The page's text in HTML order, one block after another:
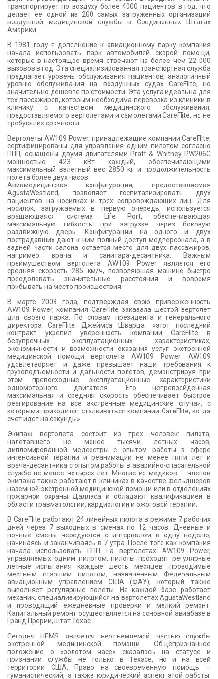
транспортирует по воздуху более 4000 пациентов в год, что
делает ее одной из 200 самых загруженных организаций
воздушной медицинской службы в Соединенных Штатах
Америки.
В 1981 году в дополнение к авиационному парку компания
начала использовать парк автомобилей скорой помощи,
которые в настоящее время отвечают на более чем 22 000
вызовов в год. Эта специализированная транспортная служба
предлагает уровень обслуживания пациентов, аналогичный
уровню обслуживания на воздушных судах CareFlite, но
значительно дешевле по стоимости. Эта услуга идеальна для
тех пассажиров, которым необходима перевозка из клиники в
клинику с качеством медицинского обслуживания,
предоставляемого вертолетами и самолетами CareFlite, но не
требующих срочности.
Вертолеты AW109 Power, принадлежащие компании CareFlite,
сертифицированы для управления одним пилотом согласно
ППП, оснащены двумя двигателями Pratt & Whitney PW206C
мощностью 423 кВт каждый, обеспечивающими
максимальный взлетный вес 2850 кг и продолжительность
полета более двух часов.
Авиамедицинская конфигурация, предоставляемая
AgustaWestland, позволяет госпитализировать двух
пациентов на носилках и трех сопровождающих лиц. Для
носилок, загружаемых в первую очередь, используется
вращающаяся система Life Port, обеспечивающая
максимальную гибкость при загрузке через боковую
раздвижную дверь. Конфигурации на одного и двух
пострадавших дают к ним полный доступ медперсонала, а в
задней части салона остается место для двух пассажиров,
например врача и санитара-десантника. Важным
преимуществом вертолета AW109 Power является его
средняя скорость 285 км/ч, позволяющая машине быстро
преодолевать значительные расстояния и вовремя
прибывать на место происшествия.
В марте 2008 года, подтверждая свою приверженность
AW109 Power, компания CareFlite заказала шестой вертолет
для своего парка. По словам президента и генерального
директора CareFlite Джеймса Шварца, «этот последний
контракт укрепил уверенность компании CareFlite в
безупречных эксплуатационных характеристиках,
экономичности и возможности оказания услуг экстренной
медицинской помощи вертолета AW109 Power. AW109
удовлетворяет и даже превышает наши требования к
грузоподъемности и дальности полетов, демонстрируя при
этом превосходные эксплуатационные характеристики
одномоторного двигателя. Его непревзойденная
максимальная и средняя скорость обеспечивает быстрое
реагирование на все экстренные медицинские случаи, с
которыми приходится сталкиваться компании CareFlite, когда
счет идет на секунды».
Экипаж вертолета состоит из трех человек: пилота,
налетавшего не менее тысячи летных часов,
дипломированной медсестры с опытом работы в сфере
интенсивной терапии и реанимации не менее пяти лет и
врача-десантника с опытом работы в аварийно-спасательной
службе не менее четырех лет. Многие из медиков — членов
экипажа также работают в клиниках в качестве фельдшеров
наземной экстренной медицинской помощи или в отделениях
пожарной охраны Далласа и обладают квалификацией в
области травматологии, кардиологии и ожоговой терапии.
В CareFlite работают 24 линейных пилота в режиме 7 рабочих
дней через 7 выходных в сменах по 12 часов. Дневные и
ночные смены чередуются с интервалом в одну неделю,
начинаясь и заканчиваясь в 7 утра. После того как компания
начала использовать ППП на вертолетах AW109 Power,
управляемых одним пилотом, пилоты проходят регулярные
летные испытания каждые шесть месяцев, проводимые
местным старшим пилотом, назначенным Федеральным
авиационным управлением США (ФАУ), который также
выполняет регулярные полеты. На каждой базе работает
механик, специализирующийся на вертолетах AgustaWestland
и проводящий ежедневные проверки и мелкий ремонт.
Капитальный ремонт осуществляется на основной авиабазе в
Гранд Прерии, штат Техас.
Сегодня HEMS является неотъемлемой частью службы
экстренной медицинской помощи. Общепризнанное
положение о «золотом часе» сказалось на статусе и
признании службы не только в Техасе, но и на всей
территории США. Право на своевременную помощь —
гуманистический, а также юридический аспект этой работы.